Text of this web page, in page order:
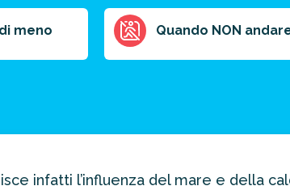
meno Quando NON
infatti l’influenza del mare e della